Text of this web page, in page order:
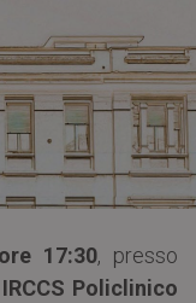
ore 17:30, presso
Policlinico